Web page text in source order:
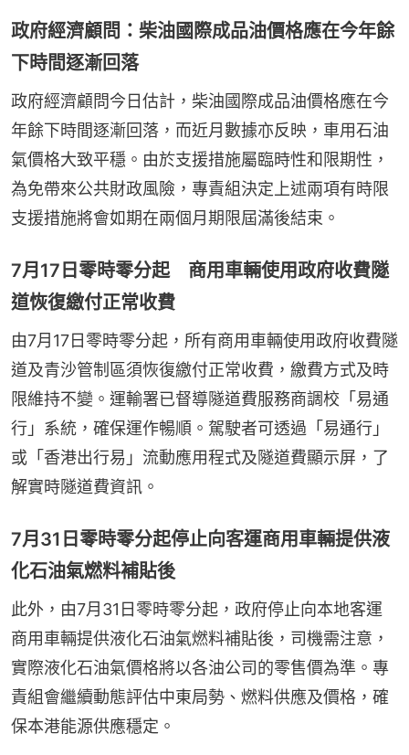
政府經濟顧問：柴油國際成品油價格應在今年餘
下時間逐漸回落
政府經濟顧問今日估計，柴油國際成品油價格應在今
年餘下時間逐漸回落，而近月數據亦反映，車用石油
氣價格大致平穩。由於支援措施屬臨時性和限期性，
為免帶來公共財政風險，專責組決定上述兩項有時限
支援措施將會如期在兩個月期限屆滿後結束。
7月17日零時零分起 商用車輛使用政府收費隧
道恢復繳付正常收費
由7月17日零時零分起，所有商用車輛使用政府收費隧
道及青沙管制區須恢復繳付正常收費，繳費方式及時
限維持不變。運輸署已督導隧道費服務商調校「易通
行」系統，確保運作暢順。駕駛者可透過「易通行」
或「香港出行易」流動應用程式及隧道費顯示屏，了
解實時隧道費資訊。
7月31日零時零分起停止向客運商用車輛提供液
化石油氣燃料補貼後
此外，由7月31日零時零分起，政府停止向本地客運
商用車輛提供液化石油氣燃料補貼後，司機需注意，
實際液化石油氣價格將以各油公司的零售價為準。專
責組會繼續動態評估中東局勢、燃料供應及價格，確
保本港能源供應穩定。